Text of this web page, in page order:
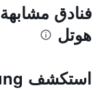
فنادق
هوتل
استكشف Ban Hat Sung